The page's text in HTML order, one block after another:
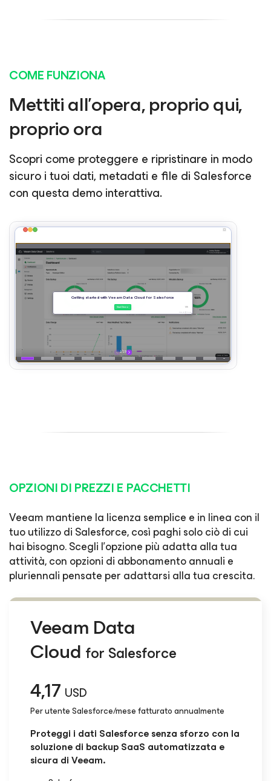
COME FUNZIONA
Mettiti all'opera, proprio qui,
proprio ora
Scopri come proteggere e ripristinare in modo
sicuro i tuoi dati, metadati e file di Salesforce
con questa demo interattiva.
OPZIONI DI PREZZI E PACCHETTI
Veeam mantiene la licenza semplice e in linea con il
tuo utilizzo di Salesforce, così paghi solo ciò di cui
hai bisogno. Scegli l'opzione più adatta alla tua
attività, con opzioni di abbonamento annuali e
pluriennali pensate per adattarsi alla tua crescita.
Veeam Data
Cloud for Salesforce
4,17 USD
Per utente Salesforce/mese fatturato annualmente
Proteggi i dati Salesforce senza sforzo con la
soluzione di backup SaaS automatizzata e
sicura di Veeam.